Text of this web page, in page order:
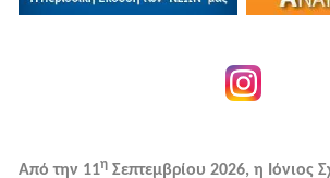
Από την 11η Σεπτεμβρίου 2026, η Ιόνιος